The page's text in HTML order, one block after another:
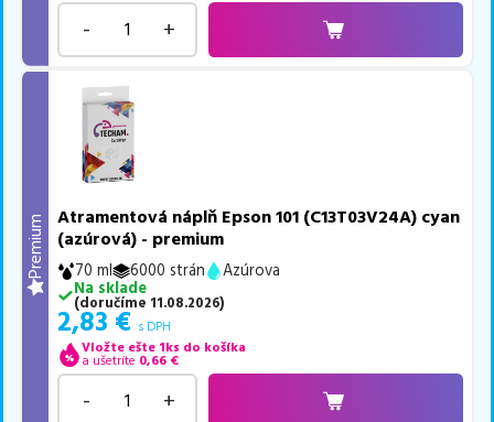
- +
Premium
Atramentová náplň Epson 101 (C13T03V24A) cyan
(azúrová) - premium
70 ml 6000 strán
Azúrova
Na sklade
(doručíme 11.08.2026)
2,83 € s DPH
Vložte ešte 1ks do košíka
a ušetríte 0,66 €
- +